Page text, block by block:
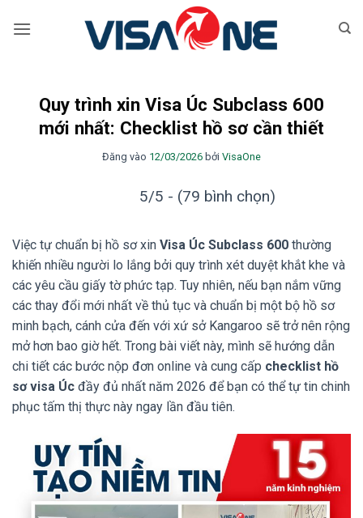
qua
Quy trình xin Visa Úc Subclass 600
mới nhất: Checklist hồ sơ cần thiết
Đăng vào 12/03/2026 bởi VisaOne
5/5 - (79 bình chọn)
Việc tự chuẩn bị hồ sơ xin Visa Úc Subclass 600 thường
khiến nhiều người lo lắng bởi quy trình xét duyệt khắt khe và
các yêu cầu giấy tờ phức tạp. Tuy nhiên, nếu bạn nắm vững
các thay đổi mới nhất về thủ tục và chuẩn bị một bộ hồ sơ
minh bạch, cánh cửa đến với xứ sở Kangaroo sẽ trở nên rộng
mở hơn bao giờ hết. Trong bài viết này, mình sẽ hướng dẫn
chi tiết các bước nộp đơn online và cung cấp checklist hồ
sơ visa Úc đầy đủ nhất năm 2026 để bạn có thể tự tin chinh
phục tấm thị thực này ngay lần đầu tiên.